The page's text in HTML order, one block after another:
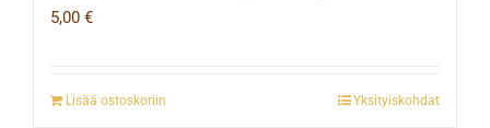
5,00 €
Lisää ostoskoriin Yksityiskohdat